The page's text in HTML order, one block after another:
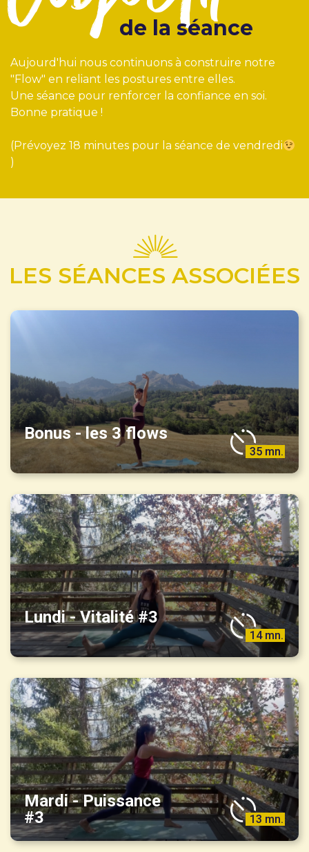
de la séance
Aujourd'hui nous continuons à construire notre
"Flow" en reliant les postures entre elles.
Une séance pour renforcer la confiance en soi.
Bonne pratique !
(Prévoyez 18 minutes pour la séance de vendredi
)
LES SÉANCES ASSOCIÉES
Bonus - les 3 flows
35 mn.
Lundi - Vitalité #3
14 mn.
Mardi - Puissance
#3
13 mn.